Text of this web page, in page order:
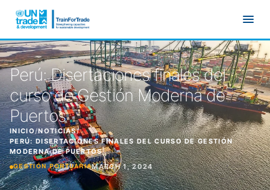
Perú: Disertaciones finales del
curso de Gestión Moderna de
Puertos
INICIO/NOTICIAS/
PERÚ: DISERTACIONES FINALES DEL CURSO DE GESTIÓN
MODERNA DE PUERTOS
GESTIÓN PORTUARIAMARCH 1, 2024